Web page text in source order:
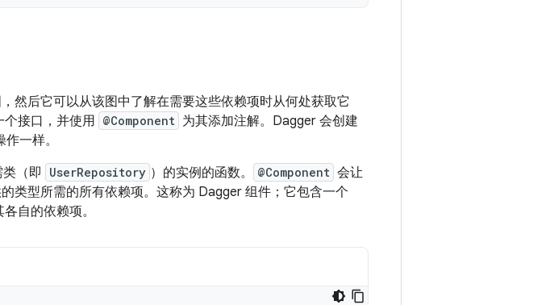
然后它可以从该图中了解在需要这些依赖项时从何处获取它
接口，并使用 @Component 为其添加注解。Dagger 会创建
一样。
（即 UserRepository ）的实例的函数。 @Component 会让
类型所需的所有依赖项。这称为 Dagger 组件；它包含一个
自的依赖项。